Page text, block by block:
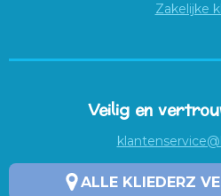
Zakelijke
Veilig en
ALLE KLIEDERZ